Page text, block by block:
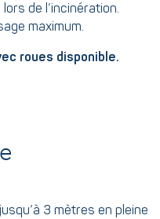
de l’incinération.
maximum.
roues disponible.
3 mètres en pleine